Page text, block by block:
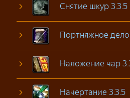
Снятие шкур 3.3.5
Портняжное дело
Наложение чар
Начертание 3.3.5